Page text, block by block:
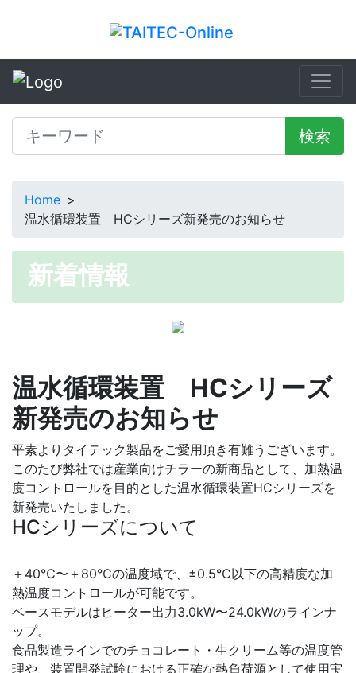
検索
Home >
温水循環装置 HCシリーズ新発売のお知らせ
新着情報
温水循環装置 HCシリーズ
新発売のお知らせ
平素よりタイテック製品をご愛用頂き有難うございます。
このたび弊社では産業向けチラーの新商品として、加熱温
度コントロールを目的とした温水循環装置HCシリーズを
新発売いたしました。
HCシリーズについて
＋40℃〜＋80℃の温度域で、±0.5℃以下の高精度な加
熱温度コントロールが可能です。
ベースモデルはヒーター出力3.0kW〜24.0kWのラインナ
ップ。
食品製造ラインでのチョコレート・生クリーム等の温度管
理や、装置開発試験における正確な熱負荷源として使用実